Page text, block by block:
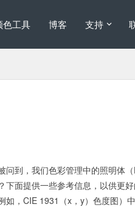
色工具 博客 支持
问到，我们色彩管理中的照明体
下面提供一些参考信息，以供更
如，CIE 1931（x，y）色度图）